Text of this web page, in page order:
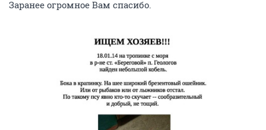
Заранее огромное Вам спасибо.